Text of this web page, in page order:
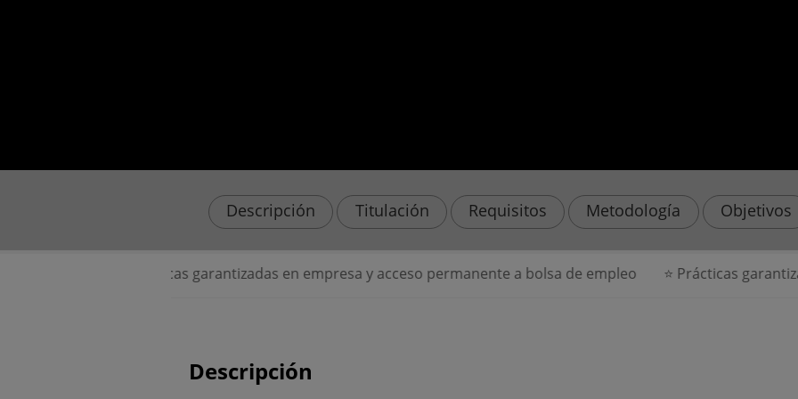
Descripción Titulación Requisitos Metodología Objetivos
⭐ Prácticas garantizadas en empresa y acceso permanente a bolsa de empleo ⭐ Prácticas garantizadas en
Descripción